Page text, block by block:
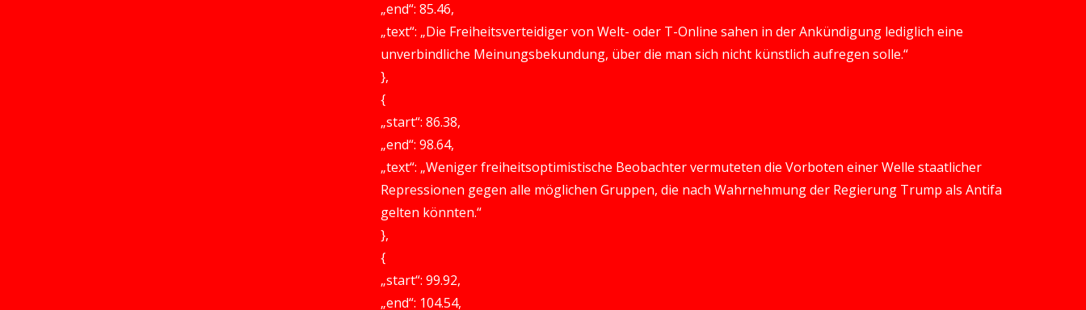
„end“: 85.46,
„text“: „Die Freiheitsverteidiger von Welt- oder T-Online sahen in der Ankündigung lediglich eine
unverbindliche Meinungsbekundung, über die man sich nicht künstlich aufregen solle.“
},
{
„start“: 86.38,
„end“: 98.64,
„text“: „Weniger freiheitsoptimistische Beobachter vermuteten die Vorboten einer Welle staatlicher
Repressionen gegen alle möglichen Gruppen, die nach Wahrnehmung der Regierung Trump als Antifa
gelten könnten.“
},
{
„start“: 99.92,
„end“: 104.54,